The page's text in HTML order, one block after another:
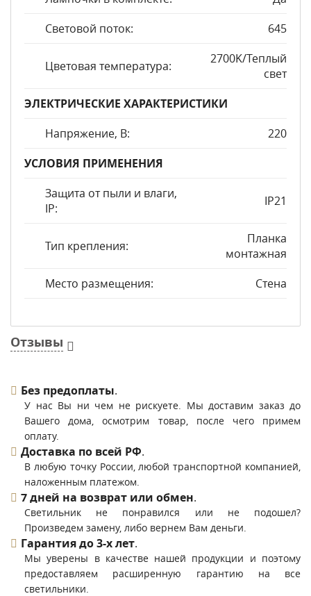
Световой поток:
645
Цветовая температура:
2700K/Теплый
свет
ЭЛЕКТРИЧЕСКИЕ ХАРАКТЕРИСТИКИ
Напряжение, В:
220
УСЛОВИЯ ПРИМЕНЕНИЯ
Защита от пыли и влаги,
IP:
IP21
Тип крепления:
Планка
монтажная
Место размещения:
Стена
Отзывы
Без предоплаты.
У нас Вы ни чем не рискуете. Мы доставим заказ до
Вашего дома, осмотрим товар, после чего примем
оплату.
Доставка по всей РФ.
В любую точку России, любой транспортной компанией,
наложенным платежом.
7 дней на возврат или обмен.
Светильник не понравился или не подошел?
Произведем замену, либо вернем Вам деньги.
Гарантия до 3-х лет.
Мы уверены в качестве нашей продукции и поэтому
предоставляем расширенную гарантию на все
светильники.